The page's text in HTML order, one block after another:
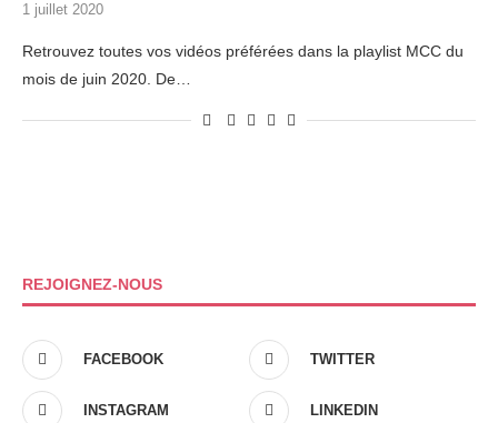
1 juillet 2020
Retrouvez toutes vos vidéos préférées dans la playlist MCC du
mois de juin 2020. De…
REJOIGNEZ-NOUS
FACEBOOK TWITTER
INSTAGRAM LINKEDIN